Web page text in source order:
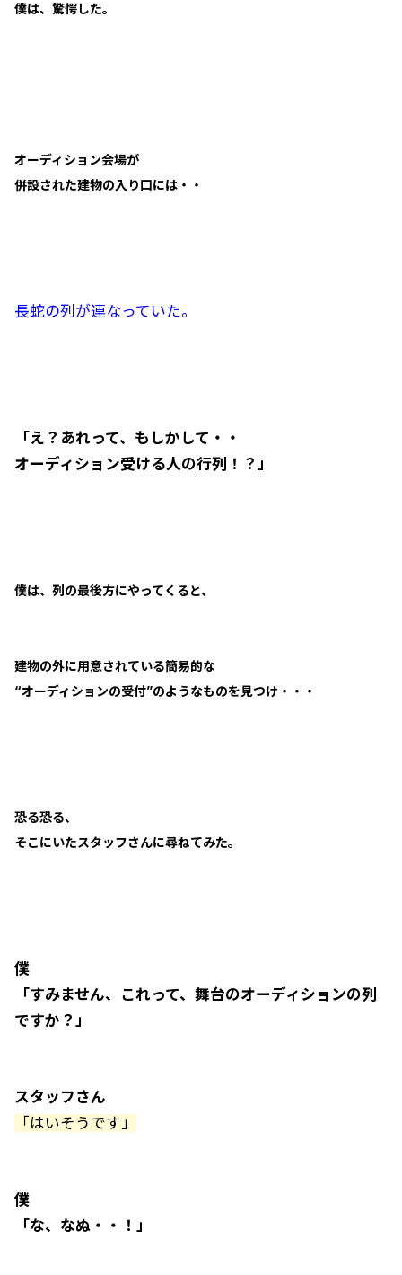
僕は、驚愕した。
オーディション会場が
併設された建物の入り口には・・
長蛇の列が連なっていた。
「え？あれって、もしかして・・
オーディション受ける人の行列！？」
僕は、列の最後方にやってくると、
建物の外に用意されている簡易的な
“オーディションの受付”のようなものを見つけ・・・
恐る恐る、
そこにいたスタッフさんに尋ねてみた。
僕
「すみません、これって、舞台のオーディションの列
ですか？」
スタッフさん
「はいそうです」
僕
「な、なぬ・・！」